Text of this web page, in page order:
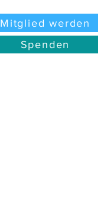
Spenden
Mitglied werden